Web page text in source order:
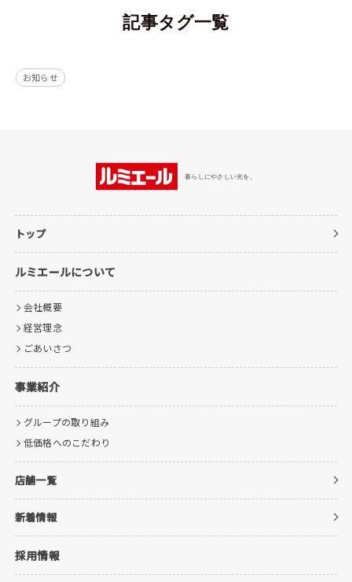
記事タグ一覧
お知らせ
暮らしにやさしい光を。
トップ
ルミエールについて
会社概要
経営理念
ごあいさつ
事業紹介
グループの取り組み
低価格へのこだわり
店舗一覧
新着情報
採用情報